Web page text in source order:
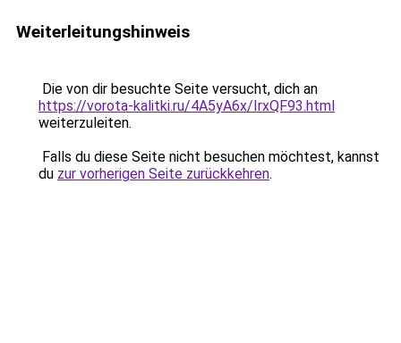
Weiterleitungshinweis
Die von dir besuchte Seite versucht, dich an
https://vorota-kalitki.ru/4A5yA6x/IrxQF93.html
weiterzuleiten.
Falls du diese Seite nicht besuchen möchtest, kannst
du zur vorherigen Seite zurückkehren.